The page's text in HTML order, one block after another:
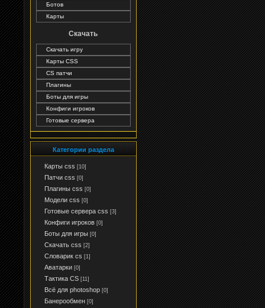
Ботов
Карты
Скачать
Скачать игру
Карты CSS
CS патчи
Плагины
Боты для игры
Конфиги игроков
Готовые сервера
Категории раздела
Карты css [10]
Патчи css [0]
Плагины css [0]
Модели css [0]
Готовые сервера css [3]
Конфиги игроков [0]
Боты для игры [0]
Скачать css [2]
Словарик cs [1]
Аватарки [0]
Тактика CS [11]
Всё для photoshop [0]
Банерообмен [0]